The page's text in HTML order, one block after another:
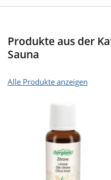
Produkte aus der
Sauna
Alle Produkte anzeigen